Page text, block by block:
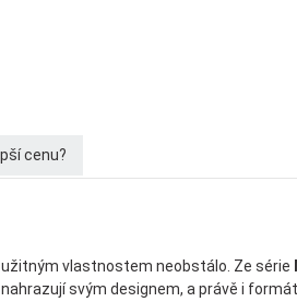
cenu?
vlastnostem neobstálo. Ze série
nahrazují svým designem, a právě i